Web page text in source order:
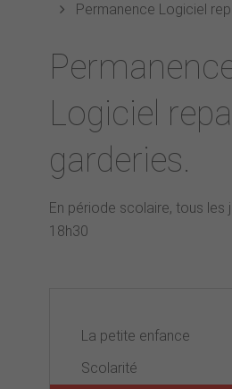
Permanence Logiciel
Logiciel
garderies.
En période scolaire, tous les
18h30
La petite enfance
Scolarité